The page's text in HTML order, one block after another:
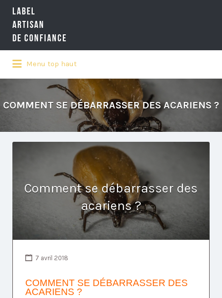
LABEL
ARTISAN
DE CONFIANCE
LA RÉFÉRENCE QUALITÉ NATIONALE
DE L'ARTISANAT
Rechercher:
Menu top haut
COMMENT SE DÉBARRASSER DES ACARIENS ?
Comment se débarrasser des
acariens ?
7 avril 2018
COMMENT SE DÉBARRASSER DES
ACARIENS ?